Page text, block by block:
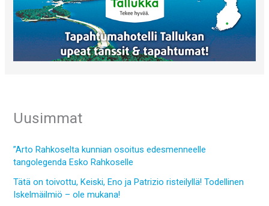
Uusimmat
”Arto Rahkoselta kunnian osoitus edesmenneelle
tangolegenda Esko Rahkoselle
Tätä on toivottu, Keiski, Eno ja Patrizio risteilyllä! Todellinen
Iskelmäilmiö – ole mukana!